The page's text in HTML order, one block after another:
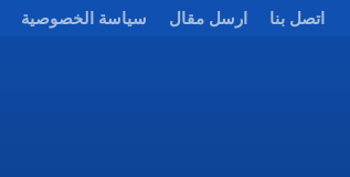
سياسة الخصوصية ارسل مقال اتصل بنا